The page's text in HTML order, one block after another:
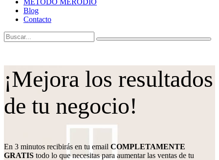
MÉTODO MERODIO
Blog
Contacto
¡Mejora los resultados
de tu negocio!
En 3 minutos recibirás en tu email COMPLETAMENTE
GRATIS todo lo que necesitas para aumentar las ventas de tu